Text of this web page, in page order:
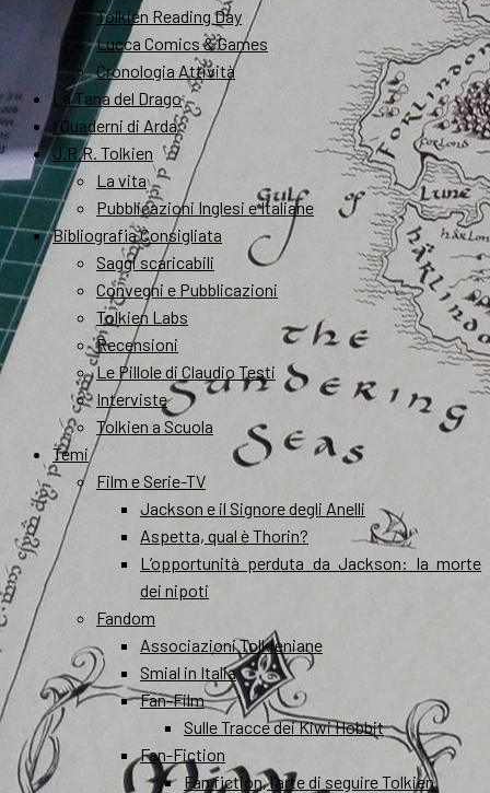
Tolkien Reading Day
Lucca Comics & Games
Cronologia Attività
La Tana del Drago
I Quaderni di Arda
J.R.R. Tolkien
La vita
Pubblicazioni Inglesi e Italiane
Bibliografia Consigliata
Saggi scaricabili
Convegni e Pubblicazioni
Tolkien Labs
Recensioni
Le Pillole di Claudio Testi
Interviste
Tolkien a Scuola
Temi
Film e Serie-TV
Jackson e il Signore degli Anelli
Aspetta, qual è Thorin?
L’opportunità perduta da Jackson: la morte
dei nipoti
Fandom
Associazioni Tolkieniane
Smial in Italia
Fan-Film
Sulle Tracce dei Kiwi Hobbit
Fan-Fiction
Fan fiction, l’arte di seguire Tolkien